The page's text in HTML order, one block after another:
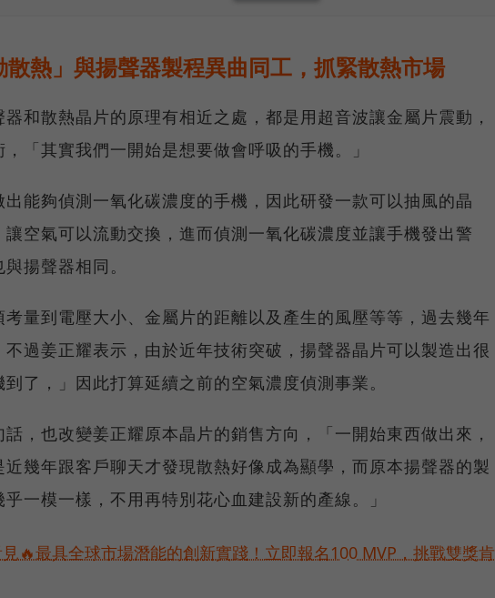
散熱」與揚聲器製程異曲同工，抓緊散熱市場
和散熱晶片的原理有相近之處，都是用超音波讓金屬片震動，
「其實我們一開始是想要做會呼吸的手機。」
能夠偵測一氧化碳濃度的手機，因此研發一款可以抽風的晶
讓空氣可以流動交換，進而偵測一氧化碳濃度並讓手機發出警
揚聲器相同。
考量到電壓大小、金屬片的距離以及產生的風壓等等，過去幾年
過姜正耀表示，由於近年技術突破，揚聲器晶片可以製造出很
了，」因此打算延續之前的空氣濃度偵測事業。
，也改變姜正耀原本晶片的銷售方向，「一開始東西做出來，
幾年跟客戶聊天才發現散熱好像成為顯學，而原本揚聲器的製
一模一樣，不用再特別花心血建設新的產線。」
🔥最具全球市場潛能的創新實踐！立即報名100 MVP，挑戰雙獎肯